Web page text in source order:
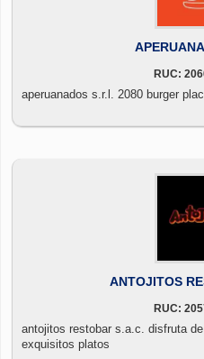
RUC:
ANTOJITOS
RUC:
antojitos restobar s.a.c. disfruta
exquisitos platos